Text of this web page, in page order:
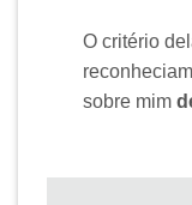
O critério
sobre mim